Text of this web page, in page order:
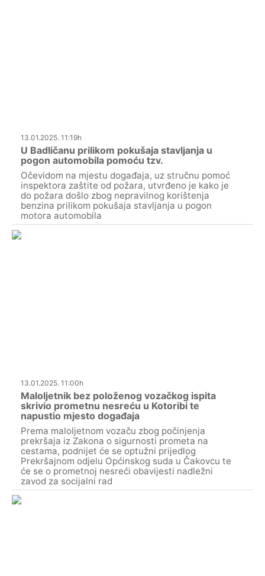
13.01.2025. 11:19h
U Badličanu prilikom pokušaja stavljanja u
pogon automobila pomoću tzv.
Očevidom na mjestu događaja, uz stručnu pomoć
inspektora zaštite od požara, utvrđeno je kako je
do požara došlo zbog nepravilnog korištenja
benzina prilikom pokušaja stavljanja u pogon
motora automobila
13.01.2025. 11:00h
Maloljetnik bez položenog vozačkog ispita
skrivio prometnu nesreću u Kotoribi te
napustio mjesto događaja
Prema maloljetnom vozaču zbog počinjenja
prekršaja iz Zakona o sigurnosti prometa na
cestama, podnijet će se optužni prijedlog
Prekršajnom odjelu Općinskog suda u Čakovcu te
će se o prometnoj nesreći obavijesti nadležni
zavod za socijalni rad